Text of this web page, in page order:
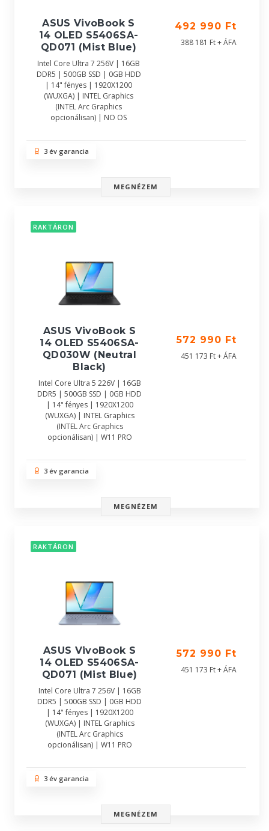
ASUS VivoBook S
14 OLED S5406SA-
QD071 (Mist Blue)
Intel Core Ultra 7 256V | 16GB
DDR5 | 500GB SSD | 0GB HDD
| 14" fényes | 1920X1200
(WUXGA) | INTEL Graphics
(INTEL Arc Graphics
opcionálisan) | NO OS
492 990 Ft
388 181 Ft + ÁFA
3 év garancia
MEGNÉZEM
RAKTÁRON
ASUS VivoBook S
14 OLED S5406SA-
QD030W (Neutral
Black)
Intel Core Ultra 5 226V | 16GB
DDR5 | 500GB SSD | 0GB HDD
| 14" fényes | 1920X1200
(WUXGA) | INTEL Graphics
(INTEL Arc Graphics
opcionálisan) | W11 PRO
572 990 Ft
451 173 Ft + ÁFA
3 év garancia
MEGNÉZEM
RAKTÁRON
ASUS VivoBook S
14 OLED S5406SA-
QD071 (Mist Blue)
Intel Core Ultra 7 256V | 16GB
DDR5 | 500GB SSD | 0GB HDD
| 14" fényes | 1920X1200
(WUXGA) | INTEL Graphics
(INTEL Arc Graphics
opcionálisan) | W11 PRO
572 990 Ft
451 173 Ft + ÁFA
3 év garancia
MEGNÉZEM